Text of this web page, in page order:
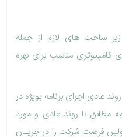
زیر ساخت های لازم از جمله
مناسب برای بهره
عادی اجرای برنامه بویژه در
مطابق با روند عادی و مورد
فرصت شرکت را در جریـان